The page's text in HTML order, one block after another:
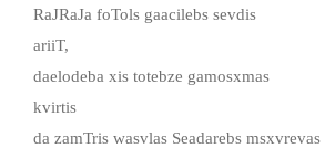
RaJRaJa foTols gaacilebs sevdis
ariiT,
daelodeba xis totebze gamosxmas
kvirtis
da zamTris wasvlas Seadarebs msxvrevas